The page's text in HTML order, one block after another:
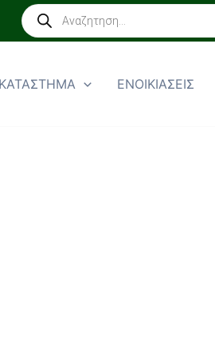
Products
search
ΚΑΤΑΣΤΗΜΑ ΕΝΟΙΚΙΑΣΕΙΣ